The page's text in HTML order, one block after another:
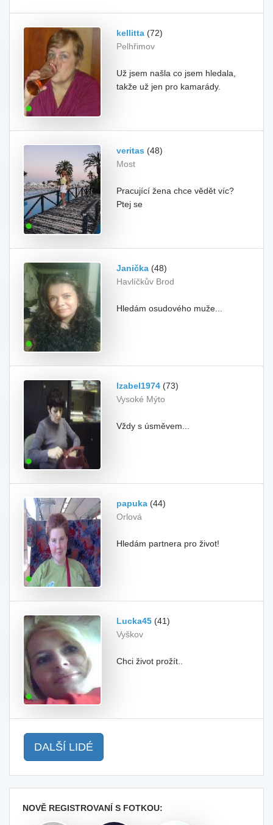
kellitta (72)
Pelhřimov
Už jsem našla co jsem hledala,
takže už jen pro kamarády.
veritas (48)
Most
Pracující žena chce vědět víc?
Ptej se
Janička (48)
Havlíčkův Brod
Hledám osudového muže...
Izabel1974 (73)
Vysoké Mýto
Vždy s úsměvem...
papuka (44)
Orlová
Hledám partnera pro život!
Lucka45 (41)
Vyškov
Chci život prožít..
DALŠÍ LIDÉ
NOVĚ REGISTROVANÍ S FOTKOU: